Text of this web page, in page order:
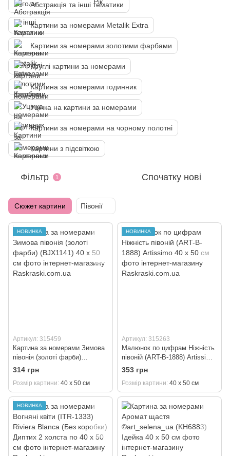
Абстракція та інші тематики
Картини за номерами Metalik Extra
Картини за номерами золотими фарбами
Круглі картини за номерами
Картина за номерами годинник
Уцінка на картини за номерами
Картини за номерами на чорному полотні
Картини з підсвіткою
Фільтр 1 Спочатку нові
Сюжет картини Півонії
НОВИНКА
Артикул: 315459
Картина за номерами Зимова
півонія (золоті фарби)
(BJX1141) 40 х 50 см
314 грн
Розмір картини 40 х 50 см
НОВИНКА
Артикул: 315263
Малюнок по цифрам Ніжність
півоній (ART-B-1888) Artissimo
40 х 50 см
353 грн
Розмір картини 40 х 50 см
НОВИНКА